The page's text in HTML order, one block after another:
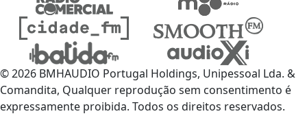
© 2026 BMHAUDIO Portugal Holdings, Unipessoal Lda. &
Comandita, Qualquer reprodução sem consentimento é
expressamente proibida. Todos os direitos reservados.